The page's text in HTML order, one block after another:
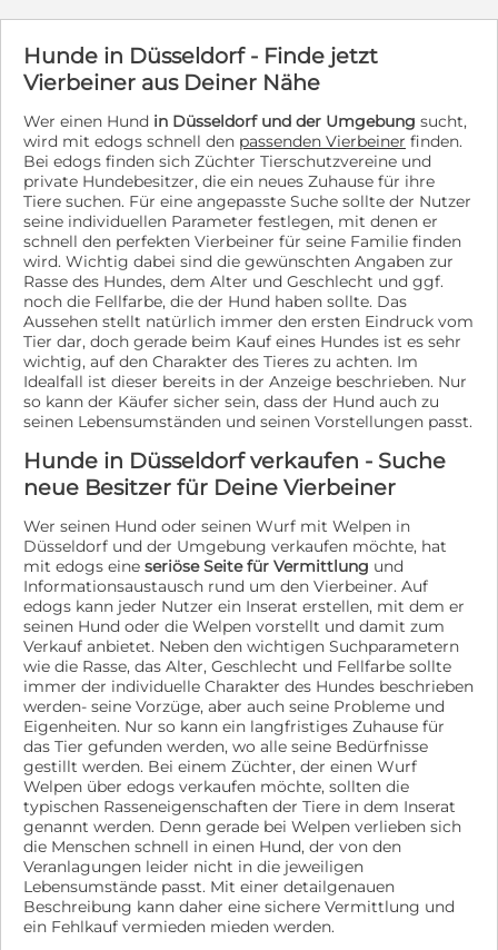
Geboren ca.: 05.01.2024 Größe ca.: 48cm / 12kg Blanco
besitzt einen EU-Tierausweis, ist kastriert, gechipt,
entwurmt und entfloht. Blanco wurde am 23.06.2026
negativ auf gängige Krankheiten per Schnelltest
getestet (Ehrlichiose, Leishmaniose, Babesiose, Filarien,
Anaplasmose, Borreliose). Wir vermitteln ihn mit
Schutzvertrag und gegen eine Schutzgebühr von 450,-
Euro. Telefonzeiten: Montag + Mittwoch + Samstag von
11-15 Uhr unter: 02205-9099969 Sollten Sie uns
telefonisch zu diesen Zeiten nicht erreichen, senden Sie
uns bitte eine E-Mail unter info@tierschutz-team.de
Video: Blanco im Tierheim Bucov/Rumänien von April
2026:
Plastiksäcken zum Bürgermeister gebracht. Die Frau
hatte die Hunde zuvor immer wieder gefüttert und sich
um sie gekümmert, doch nachdem Nachbarn damit
drohten, die Polizei zu rufen, sah sie keinen anderen
Ausweg mehr und brachte die Hunde weg. Besonders
traurig war auch ihr Kind, das sehr an den Hunden hing.
Der Bürgermeister kontaktierte schließlich uns, damit
Terri und die anderen Hunde eine sichere Zukunft
bekommen können. Terri zeigt sich im Alltag als
freundlicher und selbstbewusster Hund. Beim Fressen
merkt man allerdings, dass er seinen Futternapf gerne
für sich alleine hat. Er lässt sich von anderen
Vierbeinern sprichwörtlich nicht die Butter vom Brot
stibitzen und will ungestört schlemmen. Ein Verhalten,
das seine zukünftigen Menschen mit Ruhe begleiten
und in die richtigen Bahnen lenken sollten. Für Terri
wünschen wir uns ein liebevolles Zuhause, in dem er
weiter Vertrauen aufbauen, viele schöne Erfahrungen
sammeln und als treuer Begleiter an der Seite seiner
Menschen leben darf. Wer einen verschmusten,
charakterstarken und lebensfrohen Hund sucht, wird in
Terri einen tollen Freund fürs Leben finden. Wir
Hunde werden vor ihrer Ausreise gechipt und geimpft.
Sie haben einen EU-Heimtierausweis, sind tierärztlich
untersucht und werden je nach Alter kastriert. Die
Schutzgebühr beträgt 480 EUR. Durch unsere Besuche
vor Ort kennen wir alle Vierbeiner persönlich und
können Euch gerne auf Anfrage mehr über sie
berichten. Auf unserer Homepage findet ihr eine
Übersicht aller Hunde und auch von Terri:
https://www.tierschutzmitherz.de/hund/ terri
Hunde in Düsseldorf - Finde jetzt
Vierbeiner aus Deiner Nähe
Wer einen Hund in Düsseldorf und der Umgebung sucht,
wird mit edogs schnell den passenden Vierbeiner finden.
Bei edogs finden sich Züchter Tierschutzvereine und
private Hundebesitzer, die ein neues Zuhause für ihre
Tiere suchen. Für eine angepasste Suche sollte der Nutzer
seine individuellen Parameter festlegen, mit denen er
schnell den perfekten Vierbeiner für seine Familie finden
wird. Wichtig dabei sind die gewünschten Angaben zur
Rasse des Hundes, dem Alter und Geschlecht und ggf.
noch die Fellfarbe, die der Hund haben sollte. Das
Aussehen stellt natürlich immer den ersten Eindruck vom
Tier dar, doch gerade beim Kauf eines Hundes ist es sehr
wichtig, auf den Charakter des Tieres zu achten. Im
Idealfall ist dieser bereits in der Anzeige beschrieben. Nur
so kann der Käufer sicher sein, dass der Hund auch zu
seinen Lebensumständen und seinen Vorstellungen passt.
Hunde in Düsseldorf verkaufen - Suche
neue Besitzer für Deine Vierbeiner
Wer seinen Hund oder seinen Wurf mit Welpen in
Düsseldorf und der Umgebung verkaufen möchte, hat
mit edogs eine seriöse Seite für Vermittlung und
Informationsaustausch rund um den Vierbeiner. Auf
edogs kann jeder Nutzer ein Inserat erstellen, mit dem er
seinen Hund oder die Welpen vorstellt und damit zum
Verkauf anbietet. Neben den wichtigen Suchparametern
wie die Rasse, das Alter, Geschlecht und Fellfarbe sollte
immer der individuelle Charakter des Hundes beschrieben
werden- seine Vorzüge, aber auch seine Probleme und
Eigenheiten. Nur so kann ein langfristiges Zuhause für
das Tier gefunden werden, wo alle seine Bedürfnisse
gestillt werden. Bei einem Züchter, der einen Wurf
Welpen über edogs verkaufen möchte, sollten die
typischen Rasseneigenschaften der Tiere in dem Inserat
genannt werden. Denn gerade bei Welpen verlieben sich
die Menschen schnell in einen Hund, der von den
Veranlagungen leider nicht in die jeweiligen
Lebensumstände passt. Mit einer detailgenauen
Beschreibung kann daher eine sichere Vermittlung und
ein Fehlkauf vermieden mieden werden.